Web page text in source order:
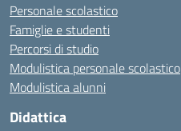
Personale scolastico
Famiglie e studenti
Percorsi di studio
Modulistica personale scolastico
Modulistica alunni
Didattica